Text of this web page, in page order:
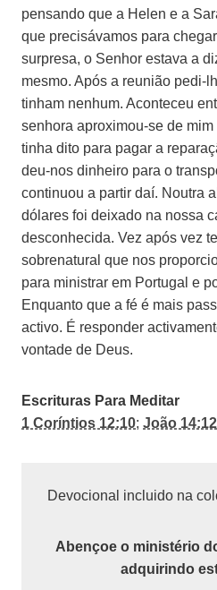
pensando que a Helen e a
que precisávamos para
surpresa, o Senhor estava a
mesmo. Após a reunião pedi-
tinham nenhum. Aconteceu
senhora aproximou-se de
tinha dito para pagar a
deu-nos dinheiro para o
continuou a partir daí. Noutra
dólares foi deixado na nossa
desconhecida. Vez após vez
sobrenatural que nos
para ministrar em Portugal e
Enquanto que a fé é mais
activo. É responder
vontade de Deus.
Escrituras Para Meditar
1 Coríntios 12:10; João 14:12
Devocional incluido na
Abençoe o ministério
adquirindo